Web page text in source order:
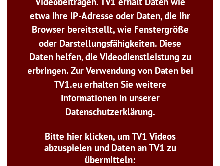
etwa Ihre IP-Adresse oder Daten, die Ihr
Browser bereitstellt, wie Fenstergröße
oder Darstellungsfähigkeiten. Diese
Daten helfen, die Videodienstleistung zu
erbringen. Zur Verwendung von Daten bei
TV1.eu erhalten Sie weitere
Informationen in unserer
Datenschutzerklärung.
Bitte hier klicken, um TV1 Videos
abzuspielen und Daten an TV1 zu
übermitteln: